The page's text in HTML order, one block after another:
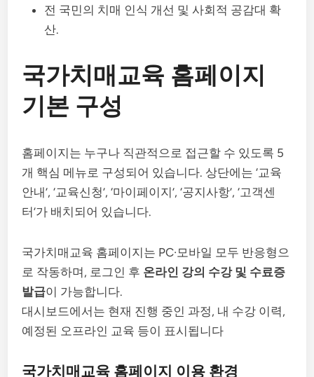
전 국민의 치매 인식 개선 및 사회적 공감대 확
산.
국가치매교육 홈페이지
기본 구성
홈페이지는 누구나 직관적으로 접근할 수 있도록 5
개 핵심 메뉴로 구성되어 있습니다. 상단에는 ‘교육
안내’, ‘교육신청’, ‘마이페이지’, ‘공지사항’, ‘고객센
터’가 배치되어 있습니다.
국가치매교육 홈페이지는 PC·모바일 모두 반응형으
로 작동하며, 로그인 후 온라인 강의 수강 및 수료증
발급이 가능합니다.
대시보드에서는 현재 진행 중인 과정, 내 수강 이력,
예정된 오프라인 교육 등이 표시됩니다
국가치매교육 홈페이지 이용 환경